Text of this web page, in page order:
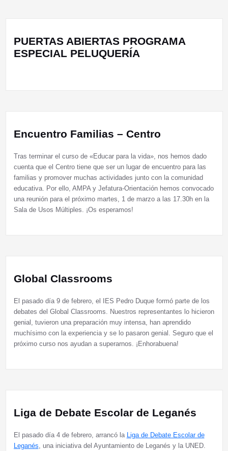
PUERTAS ABIERTAS PROGRAMA
ESPECIAL PELUQUERÍA
Encuentro Familias – Centro
Tras terminar el curso de «Educar para la vida», nos hemos dado
cuenta que el Centro tiene que ser un lugar de encuentro para las
familias y promover muchas actividades junto con la comunidad
educativa. Por ello, AMPA y Jefatura-Orientación hemos convocado
una reunión para el próximo martes, 1 de marzo a las 17.30h en la
Sala de Usos Múltiples. ¡Os esperamos!
Global Classrooms
El pasado día 9 de febrero, el IES Pedro Duque formó parte de los
debates del Global Classrooms. Nuestros representantes lo hicieron
genial, tuvieron una preparación muy intensa, han aprendido
muchísimo con la experiencia y se lo pasaron genial. Seguro que el
próximo curso nos ayudan a superarnos. ¡Enhorabuena!
Liga de Debate Escolar de Leganés
El pasado día 4 de febrero, arrancó la Liga de Debate Escolar de
Leganés, una iniciativa del Ayuntamiento de Leganés y la UNED.